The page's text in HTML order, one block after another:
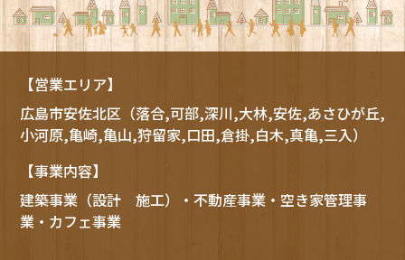
【営業エリア】
広島市安佐北区（落合,可部,深川,大林,安佐,あさひが丘,
小河原,亀崎,亀山,狩留家,口田,倉掛,白木,真亀,三入）
【事業内容】
建築事業（設計 施工）・不動産事業・空き家管理事
業・カフェ事業